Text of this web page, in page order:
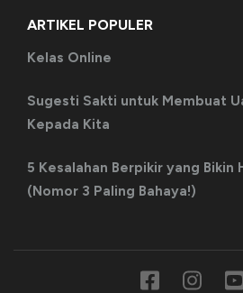
ARTIKEL POPULER
Kelas Online
Sugesti Sakti untuk Membuat
Kepada Kita
5 Kesalahan Berpikir yang Bikin
(Nomor 3 Paling Bahaya!)